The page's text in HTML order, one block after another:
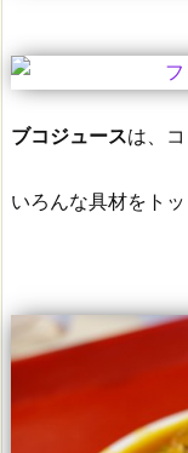
ブコジュースは、
いろんな具材をト